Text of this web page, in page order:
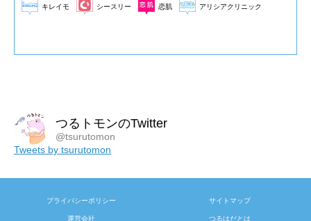
キレイモ シースリー 恋肌 アリシアクリニック
つるトモンのTwitter
@tsurutomon
Tweets by tsurutomon
プライバシーポリシー サイトマップ
運営会社 つるはだとは